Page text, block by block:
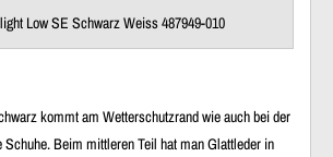
Low SE Schwarz Weiss 487949-010
kommt am Wetterschutzrand wie auch bei der
Schuhe. Beim mittleren Teil hat man Glattleder in